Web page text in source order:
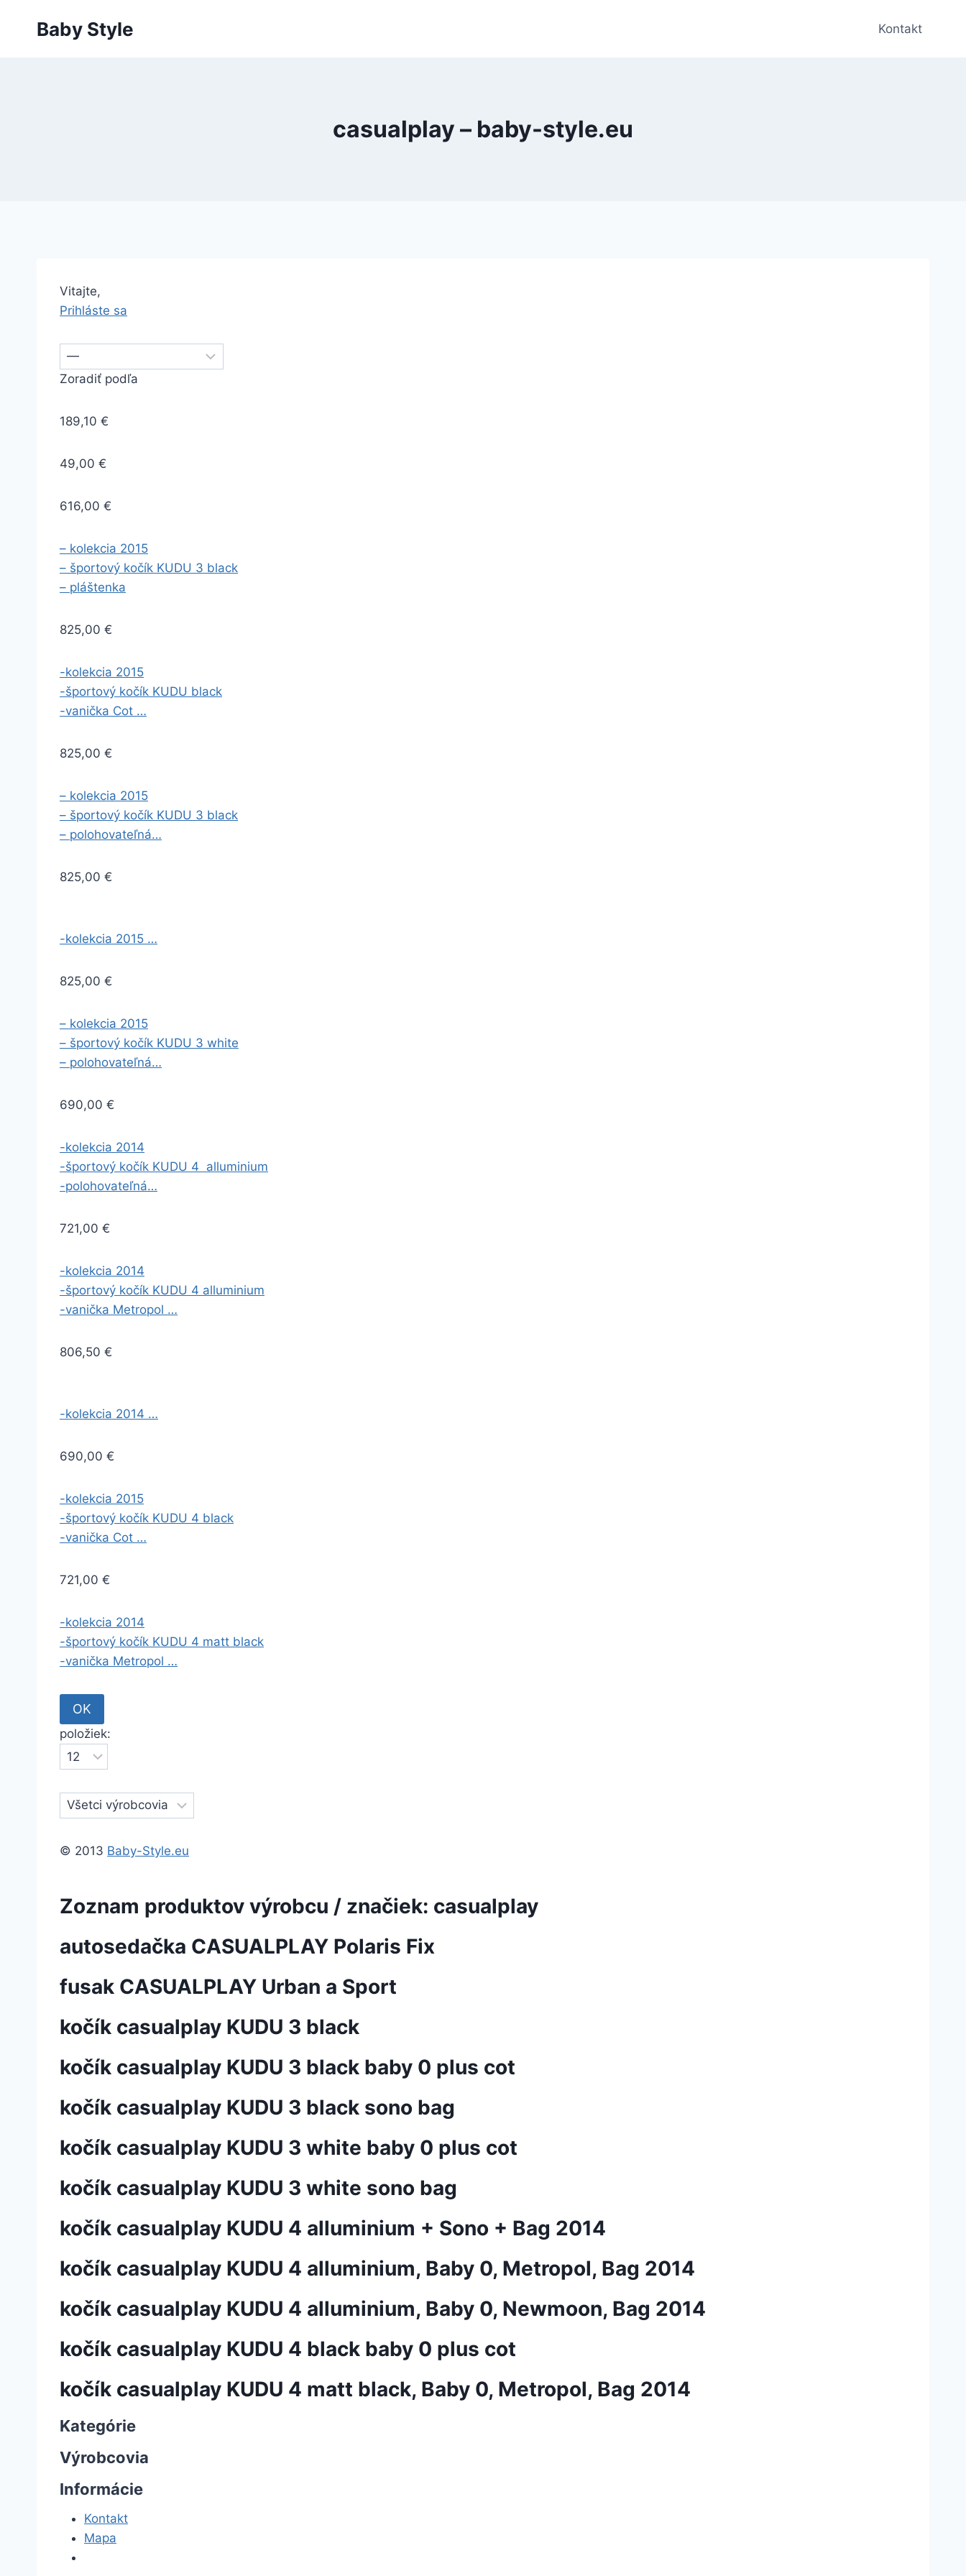
Baby Style Kontakt
casualplay – baby-style.eu
Vitajte,
Prihláste sa
Zoradiť podľa
189,10 €
49,00 €
616,00 €
– kolekcia 2015
– športový kočík KUDU 3 black
– pláštenka
825,00 €
-kolekcia 2015
-športový kočík KUDU black
-vanička Cot …
825,00 €
– kolekcia 2015
– športový kočík KUDU 3 black
– polohovateľná…
825,00 €
-kolekcia 2015 …
825,00 €
– kolekcia 2015
– športový kočík KUDU 3 white
– polohovateľná…
690,00 €
-kolekcia 2014
-športový kočík KUDU 4 alluminium
-polohovateľná…
721,00 €
-kolekcia 2014
-športový kočík KUDU 4 alluminium
-vanička Metropol …
806,50 €
-kolekcia 2014 …
690,00 €
-kolekcia 2015
-športový kočík KUDU 4 black
-vanička Cot …
721,00 €
-kolekcia 2014
-športový kočík KUDU 4 matt black
-vanička Metropol …
položiek:
© 2013 Baby-Style.eu
Zoznam produktov výrobcu / značiek: casualplay
autosedačka CASUALPLAY Polaris Fix
fusak CASUALPLAY Urban a Sport
kočík casualplay KUDU 3 black
kočík casualplay KUDU 3 black baby 0 plus cot
kočík casualplay KUDU 3 black sono bag
kočík casualplay KUDU 3 white baby 0 plus cot
kočík casualplay KUDU 3 white sono bag
kočík casualplay KUDU 4 alluminium + Sono + Bag 2014
kočík casualplay KUDU 4 alluminium, Baby 0, Metropol, Bag 2014
kočík casualplay KUDU 4 alluminium, Baby 0, Newmoon, Bag 2014
kočík casualplay KUDU 4 black baby 0 plus cot
kočík casualplay KUDU 4 matt black, Baby 0, Metropol, Bag 2014
Kategórie
Výrobcovia
Informácie
Kontakt
Mapa